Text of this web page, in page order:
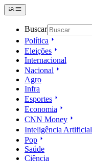
Buscar
Política
Eleições
Internacional
Nacional
Agro
Infra
Esportes
Economia
CNN Money
Inteligência Artificial
Pop
Saúde
Ciência